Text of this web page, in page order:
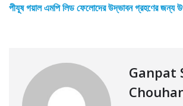
পীযূষ গয়াল এমপি লিড ফেলোদের উদ্ভাবন গ্রহণের জন্য
Ganpat